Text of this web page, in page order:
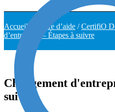
Accueil Centre d’aide /CertifiO
d’entreprise – Étapes à suivre
Changement
suivre